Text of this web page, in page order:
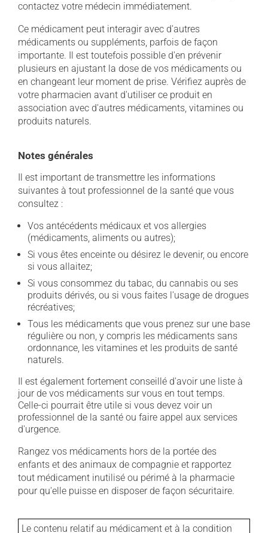
contactez votre médecin immédiatement.
Ce médicament peut interagir avec d'autres
médicaments ou suppléments, parfois de façon
importante. Il est toutefois possible d'en prévenir
plusieurs en ajustant la dose de vos médicaments ou
en changeant leur moment de prise. Vérifiez auprès de
votre pharmacien avant d'utiliser ce produit en
association avec d'autres médicaments, vitamines ou
produits naturels.
Notes générales
Il est important de transmettre les informations
suivantes à tout professionnel de la santé que vous
consultez :
Vos antécédents médicaux et vos allergies
(médicaments, aliments ou autres);
Si vous êtes enceinte ou désirez le devenir, ou encore
si vous allaitez;
Si vous consommez du tabac, du cannabis ou ses
produits dérivés, ou si vous faites l'usage de drogues
récréatives;
Tous les médicaments que vous prenez sur une base
régulière ou non, y compris les médicaments sans
ordonnance, les vitamines et les produits de santé
naturels.
Il est également fortement conseillé d'avoir une liste à
jour de vos médicaments sur vous en tout temps.
Celle-ci pourrait être utile si vous devez voir un
professionnel de la santé ou faire appel aux services
d'urgence.
Rangez vos médicaments hors de la portée des
enfants et des animaux de compagnie et rapportez
tout médicament inutilisé ou périmé à la pharmacie
pour qu'elle puisse en disposer de façon sécuritaire.
Le contenu relatif au médicament et à la condition